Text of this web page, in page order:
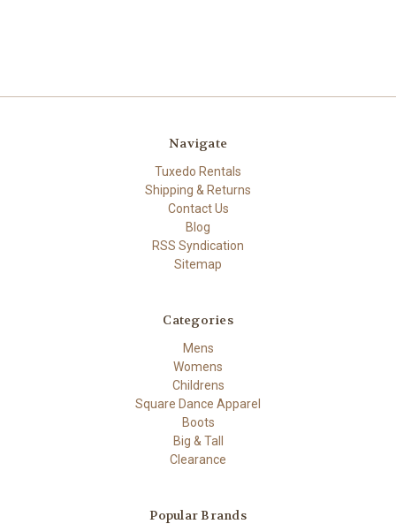
Navigate
Tuxedo Rentals
Shipping & Returns
Contact Us
Blog
RSS Syndication
Sitemap
Categories
Mens
Womens
Childrens
Square Dance Apparel
Boots
Big & Tall
Clearance
Popular Brands